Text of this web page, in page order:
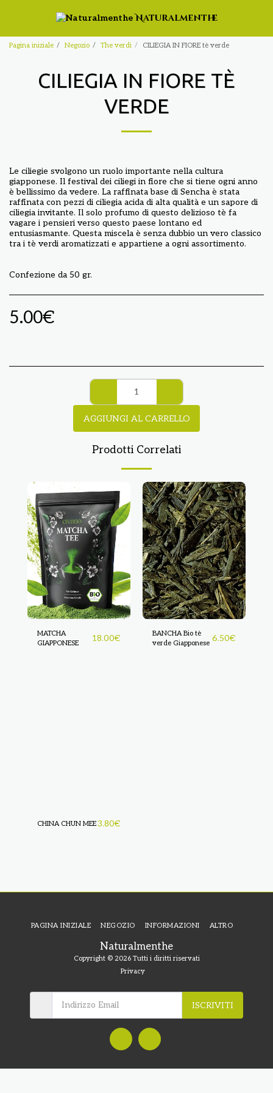
Naturalmenthe
Pagina iniziale Negozio The verdi CILIEGIA IN FIORE tè verde
CILIEGIA IN FIORE TÈ
VERDE
Le ciliegie svolgono un ruolo importante nella cultura
giapponese. Il festival dei ciliegi in fiore che si tiene ogni anno
è bellissimo da vedere. La raffinata base di Sencha è stata
raffinata con pezzi di ciliegia acida di alta qualità e un sapore di
ciliegia invitante. Il solo profumo di questo delizioso tè fa
vagare i pensieri verso questo paese lontano ed
entusiasmante. Questa miscela è senza dubbio un vero classico
tra i tè verdi aromatizzati e appartiene a ogni assortimento.
Confezione da 50 gr.
5.00€
AGGIUNGI AL CARRELLO
Prodotti Correlati
MATCHA
GIAPPONESE
18.00€
BANCHA Bio tè
verde Giapponese 6.50€
CHINA CHUN MEE3.80€
Naturalmenthe
Copyright © 2026 Tutti i diritti riservati
Privacy
PAGINA INIZIALE NEGOZIO INFORMAZIONI ALTRO
ISCRIVITI